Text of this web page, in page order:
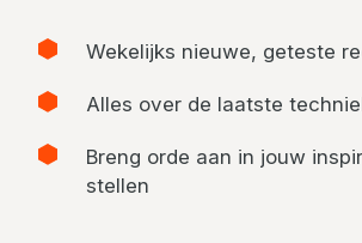
Wekelijks nieuwe, geteste
Alles over de laatste
Breng orde aan in jouw
stellen